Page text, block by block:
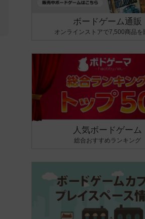
ボードゲーム通販
オンラインストアで7,500商品を
人気ボードゲーム
総合おすすめランキング